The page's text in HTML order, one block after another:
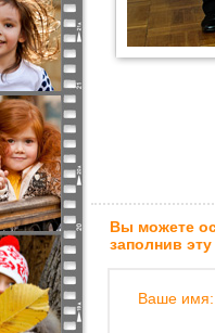
Вы можете
заполнив
Ваше имя: